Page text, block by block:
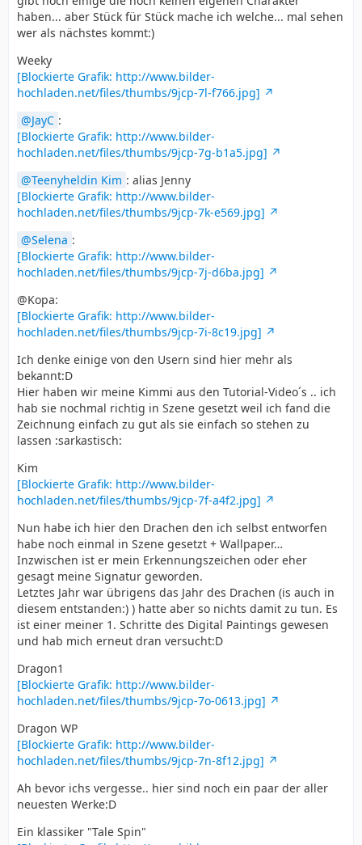
haben... aber Stück für Stück mache ich welche... mal sehen
wer als nächstes kommt:)
Weeky
[Blockierte Grafik: http://www.bilder-
hochladen.net/files/thumbs/9jcp-7l-f766.jpg]
JayC :
[Blockierte Grafik: http://www.bilder-
hochladen.net/files/thumbs/9jcp-7g-b1a5.jpg]
Teenyheldin Kim : alias Jenny
[Blockierte Grafik: http://www.bilder-
hochladen.net/files/thumbs/9jcp-7k-e569.jpg]
Selena :
[Blockierte Grafik: http://www.bilder-
hochladen.net/files/thumbs/9jcp-7j-d6ba.jpg]
@Kopa:
[Blockierte Grafik: http://www.bilder-
hochladen.net/files/thumbs/9jcp-7i-8c19.jpg]
Ich denke einige von den Usern sind hier mehr als
bekannt:D
Hier haben wir meine Kimmi aus den Tutorial-Video´s .. ich
hab sie nochmal richtig in Szene gesetzt weil ich fand die
Zeichnung einfach zu gut als sie einfach so stehen zu
lassen :sarkastisch:
Kim
[Blockierte Grafik: http://www.bilder-
hochladen.net/files/thumbs/9jcp-7f-a4f2.jpg]
Nun habe ich hier den Drachen den ich selbst entworfen
habe noch einmal in Szene gesetzt + Wallpaper…
Inzwischen ist er mein Erkennungszeichen oder eher
gesagt meine Signatur geworden.
Letztes Jahr war übrigens das Jahr des Drachen (is auch in
diesem entstanden:) ) hatte aber so nichts damit zu tun. Es
ist einer meiner 1. Schritte des Digital Paintings gewesen
und hab mich erneut dran versucht:D
Dragon1
[Blockierte Grafik: http://www.bilder-
hochladen.net/files/thumbs/9jcp-7o-0613.jpg]
Dragon WP
[Blockierte Grafik: http://www.bilder-
hochladen.net/files/thumbs/9jcp-7n-8f12.jpg]
Ah bevor ichs vergesse.. hier sind noch ein paar der aller
neuesten Werke:D
Ein klassiker "Tale Spin"